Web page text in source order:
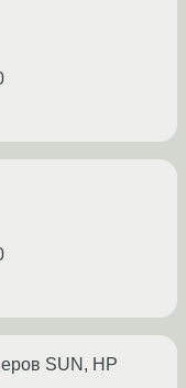
SUN, HP